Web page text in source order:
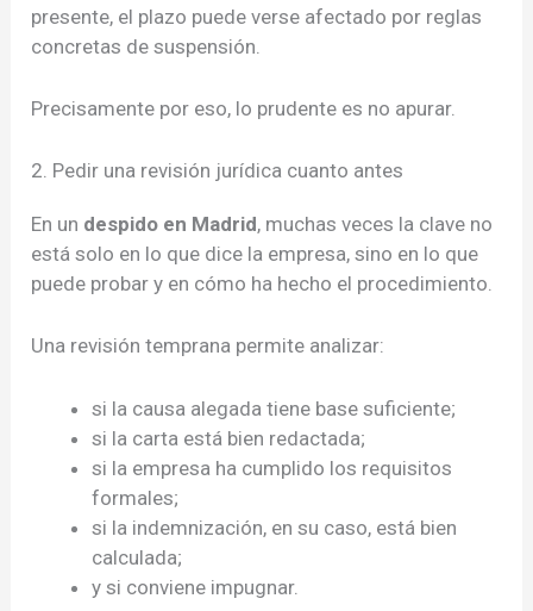
presente, el plazo puede verse afectado por reglas
concretas de suspensión.
Precisamente por eso, lo prudente es no apurar.
2. Pedir una revisión jurídica cuanto antes
En un despido en Madrid, muchas veces la clave no
está solo en lo que dice la empresa, sino en lo que
puede probar y en cómo ha hecho el procedimiento.
Una revisión temprana permite analizar:
si la causa alegada tiene base suficiente;
si la carta está bien redactada;
si la empresa ha cumplido los requisitos
formales;
si la indemnización, en su caso, está bien
calculada;
y si conviene impugnar.